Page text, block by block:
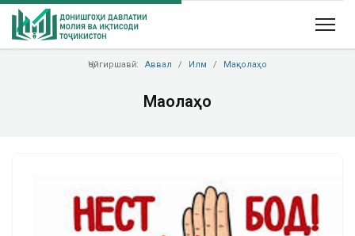
Ҷойгиршавӣ: Аввал Илм Мақолаҳо
Мақолаҳо